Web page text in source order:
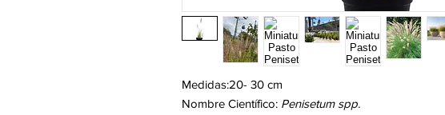
Medidas:20- 30 cm
Nombre Científico: Penisetum spp.